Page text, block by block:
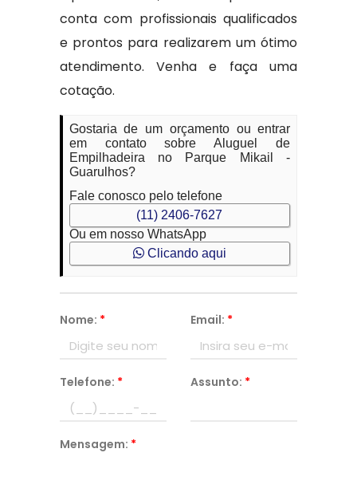
conta com profissionais qualificados
e prontos para realizarem um ótimo
atendimento. Venha e faça uma
cotação.
Gostaria de um orçamento ou entrar
em contato sobre Aluguel de
Empilhadeira no Parque Mikail -
Guarulhos?
Fale conosco pelo telefone
(11) 2406-7627
Ou em nosso WhatsApp
Clicando aqui
Nome: * Email: *
Telefone: * Assunto: *
Mensagem: *